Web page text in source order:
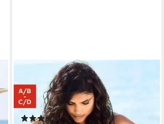
Triangel-Bikini-Top Perfect, im
Uni-Style
(189)